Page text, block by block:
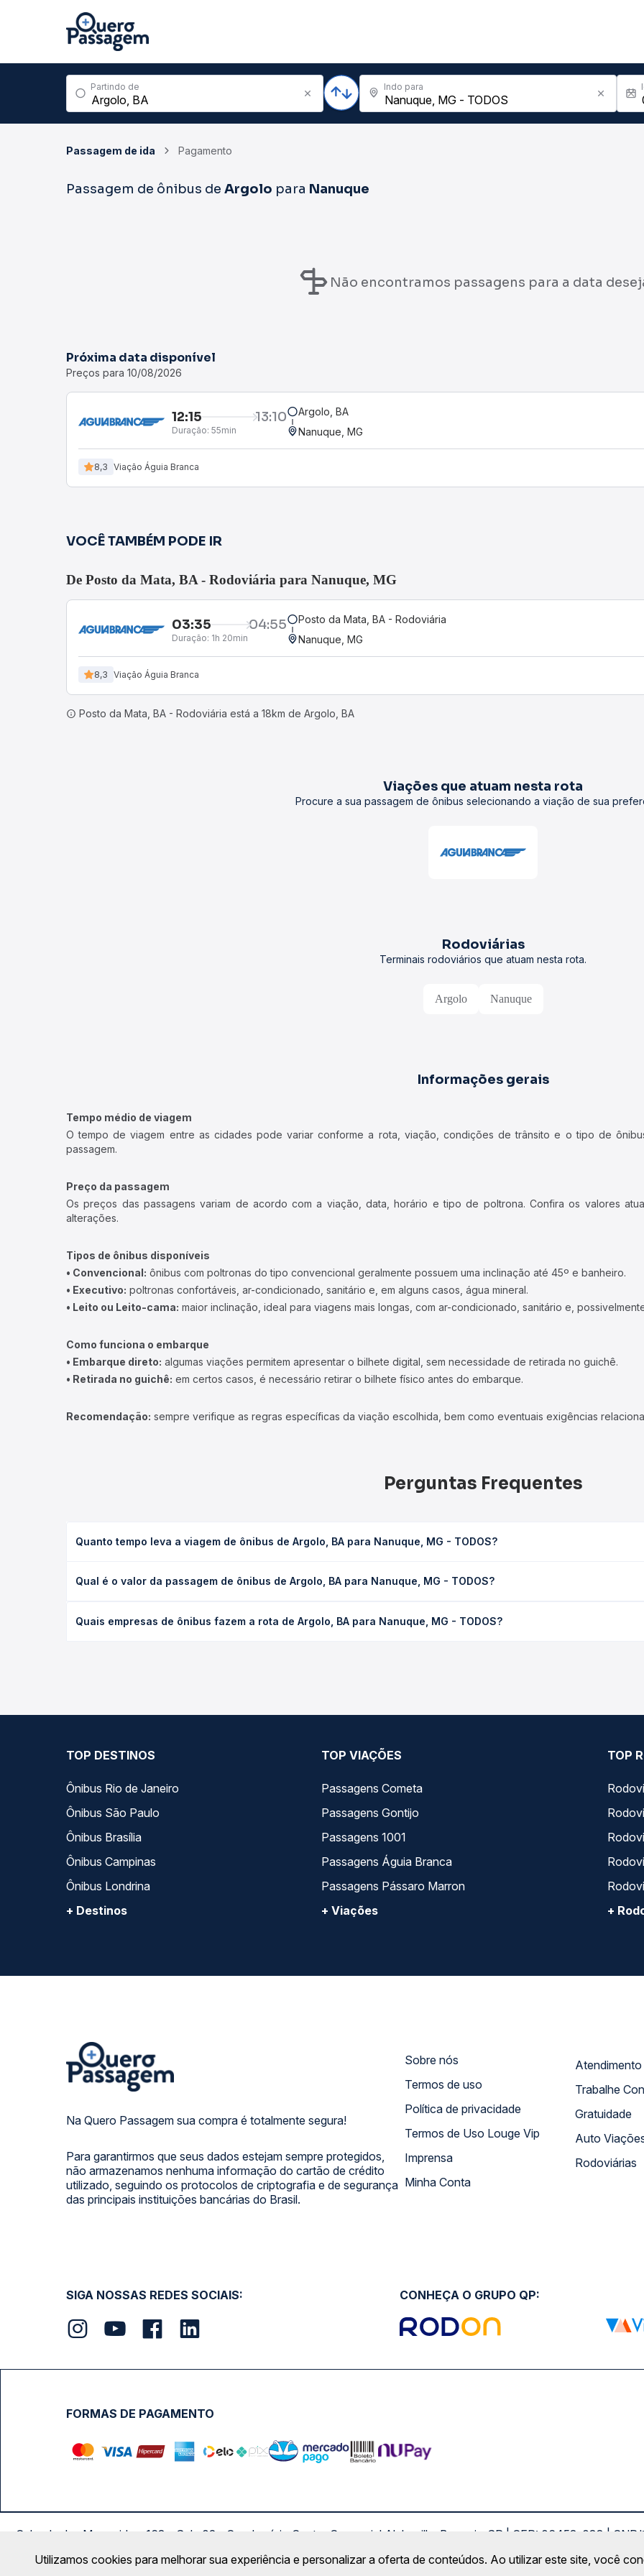
Partindo de Indo para
Passagem de ida Pagamento
Passagem de ônibus de Argolo para Nanuque
Não encontramos passagens para a data
Próxima data disponível
Preços para 10/08/2026
12:15 13:10
Duração: 55min
Argolo, BA
Nanuque, MG
8,3 Viação Águia Branca
VOCÊ TAMBÉM PODE IR
De Posto da Mata, BA - Rodoviária para Nanuque, MG
03:35 04:55
Duração: 1h 20min
Posto da Mata, BA - Rodoviária
Nanuque, MG
8,3 Viação Águia Branca
Posto da Mata, BA - Rodoviária está a 18km de Argolo, BA
Viações que atuam nesta rota
Procure a sua passagem de ônibus selecionando a viação de sua
Rodoviárias
Terminais rodoviários que atuam nesta rota.
Argolo Nanuque
Informações gerais
Tempo médio de viagem
O tempo de viagem entre as cidades pode variar conforme a rota, viação, condições de trânsito e o tipo de
passagem.
Preço da passagem
Os preços das passagens variam de acordo com a viação, data, horário e tipo de poltrona. Confira os valores
alterações.
Tipos de ônibus disponíveis
• Convencional: ônibus com poltronas do tipo convencional geralmente possuem uma inclinação até 45º e banheiro.
• Executivo: poltronas confortáveis, ar-condicionado, sanitário e, em alguns casos, água mineral.
• Leito ou Leito-cama: maior inclinação, ideal para viagens mais longas, com ar-condicionado, sanitário e,
Como funciona o embarque
• Embarque direto: algumas viações permitem apresentar o bilhete digital, sem necessidade de retirada no guichê.
• Retirada no guichê: em certos casos, é necessário retirar o bilhete físico antes do embarque.
Recomendação: sempre verifique as regras específicas da viação escolhida, bem como eventuais exigências
Perguntas Frequentes
Quanto tempo leva a viagem de ônibus de Argolo, BA para Nanuque, MG - TODOS?
leito) e as condições de tráfego. Na Quero Passagem você consulta os horários disponíveis e vê a duração exata de
Qual é o valor da passagem de ônibus de Argolo, BA para Nanuque, MG - TODOS?
poltrona e a antecedência da compra. Na Quero Passagem você compara os preços de todas as viações em tempo
Quais empresas de ônibus fazem a rota de Argolo, BA para Nanuque, MG - TODOS?
TOP DESTINOS
Ônibus Rio de Janeiro
Ônibus São Paulo
Ônibus Brasília
Ônibus Campinas
Ônibus Londrina
+ Destinos
TOP VIAÇÕES
Passagens Cometa
Passagens Gontijo
Passagens 1001
Passagens Águia Branca
Passagens Pássaro Marron
+ Viações
TOP
+
Na Quero Passagem sua compra é totalmente segura!
Para garantirmos que seus dados estejam sempre protegidos,
não armazenamos nenhuma informação do cartão de crédito
utilizado, seguindo os protocolos de criptografia e de segurança
das principais instituições bancárias do Brasil.
Sobre nós
Termos de uso
Política de privacidade
Termos de Uso Louge Vip
Imprensa
Minha Conta
Trabalhe
Gratuidade
Auto
Rodoviárias
SIGA NOSSAS REDES SOCIAIS: CONHEÇA O GRUPO QP:
FORMAS DE PAGAMENTO
Calçada das Margaridas, 163 - Sala 02 - Condomínio Centro Comercial Alphaville, Barueri - SP | CEP: 06453-038 |
Copyright 2026 © QueroPassagem.com.br
Utilizamos cookies para melhorar sua experiência e personalizar a oferta de conteúdos. Ao utilizar este site, você